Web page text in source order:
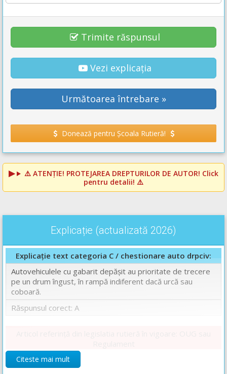
Trimite răspunsul
Vezi explicația
Următoarea întrebare »
Donează pentru Școala Rutieră!
⚠️ ATENȚIE! PROTEJAREA DREPTURILOR DE AUTOR! Click
pentru detalii! ⚠️
Explicație (actualizată 2026)
Explicație text categoria C / chestionare auto drpciv:
Autovehiculele cu gabarit depăşit au prioritate de trecere
pe un drum îngust, în rampă indiferent dacă urcă sau
coboară.
Răspunsul corect: A
Art. 127.
(1)Pe drumurile publice înguste şi/sau cu declivitate, unde
Citeste mai mult